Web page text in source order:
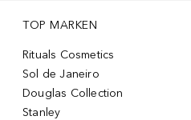
TOP MARKEN
Rituals Cosmetics
Sol de Janeiro
Douglas Collection
Stanley